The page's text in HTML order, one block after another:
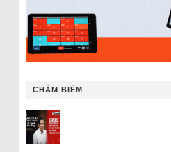
CHÂM BIẾM